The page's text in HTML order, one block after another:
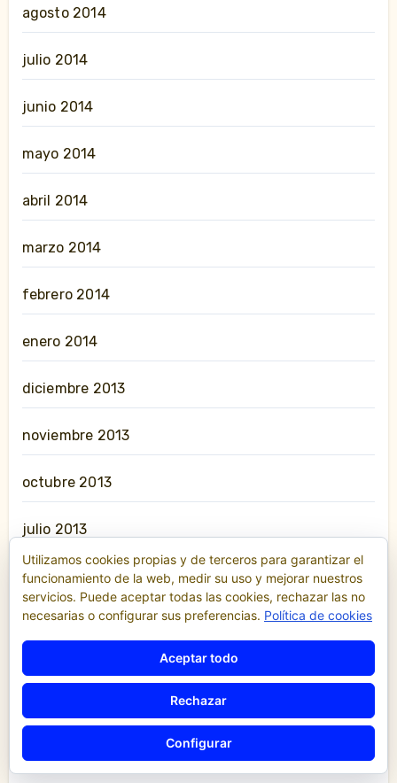
agosto 2014
julio 2014
junio 2014
mayo 2014
abril 2014
marzo 2014
febrero 2014
enero 2014
diciembre 2013
noviembre 2013
octubre 2013
julio 2013
junio 2013
mayo 2013
abril 2013
marzo 2013
febrero 2013
Utilizamos cookies propias y de terceros para garantizar el
funcionamiento de la web, medir su uso y mejorar nuestros
servicios. Puede aceptar todas las cookies, rechazar las no
necesarias o configurar sus preferencias. Política de cookies
Aceptar todo
Rechazar
Configurar